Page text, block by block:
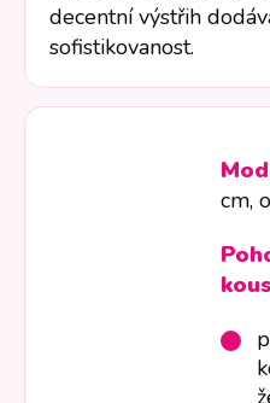
decentní výstřih
sofistikovanost.
cm,